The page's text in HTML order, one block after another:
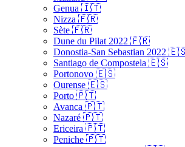
Genua 🇮🇹
Nizza 🇫🇷
Sète 🇫🇷
Dune du Pilat 2022 🇫🇷
Donostia-San Sebastian 2022
Santiago de Compostela 🇪🇸
Portonovo 🇪🇸
Ourense 🇪🇸
Porto 🇵🇹
Avanca 🇵🇹
Nazaré 🇵🇹
Ericeira 🇵🇹
Peniche 🇵🇹